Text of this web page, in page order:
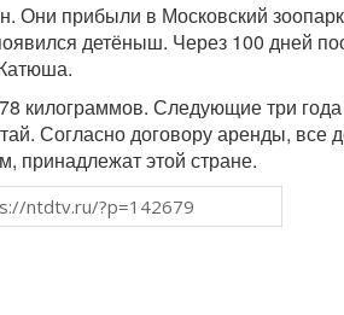
Они прибыли в Московский
детёныш. Через 100 дней
килограммов. Следующие три
Согласно договору аренды, все
принадлежат этой стране.